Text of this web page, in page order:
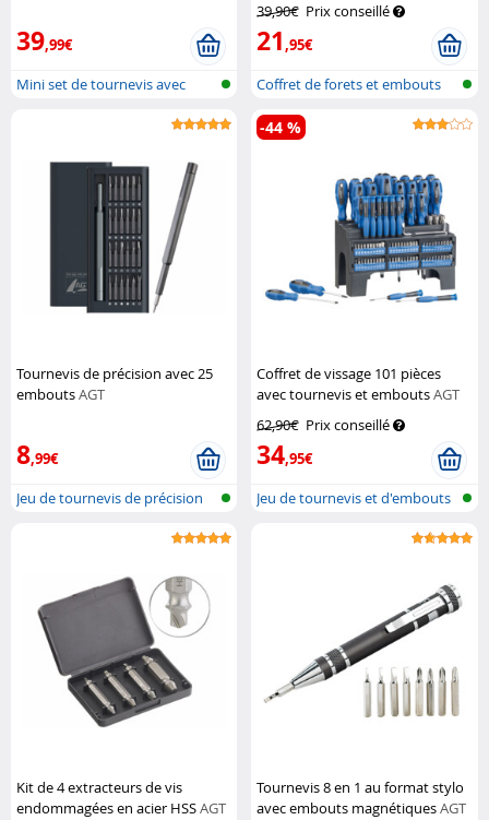
39,99€
Mini set de tournevis avec
39,90€ Prix conseillé
21,95€
Coffret de forets et embouts
Tournevis de précision avec 25
emboutsAGT
8,99€
Jeu de tournevis de précision
Coffret de vissage 101 pièces
avec tournevis et emboutsAGT
62,90€ Prix conseillé
34,95€
-44 %
Jeu de tournevis et d'embouts
Kit de 4 extracteurs de vis
endommagées en acier HSSAGT
Tournevis 8 en 1 au format stylo
avec embouts magnétiquesAGT